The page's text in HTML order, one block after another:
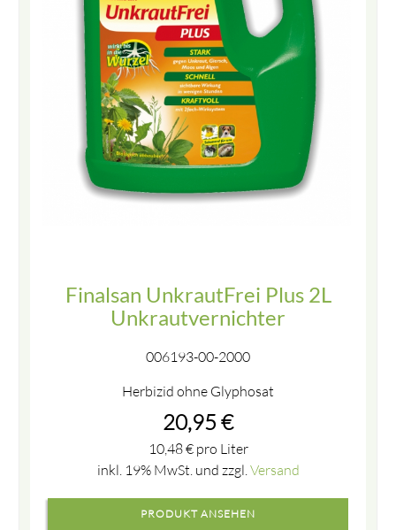
Finalsan UnkrautFrei Plus 2L
Unkrautvernichter
006193-00-2000
Herbizid ohne Glyphosat
20,95 €
10,48€pro Liter
inkl. 19% MwSt. und zzgl. Versand
PRODUKT ANSEHEN